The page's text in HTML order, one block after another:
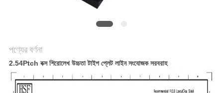
পণ্যের বর্ণনা
2.54Ptch বক্স শিরোলেখ উচ্চতা টাইপ প্লেট লাইন সংযোজক সরবরাহ